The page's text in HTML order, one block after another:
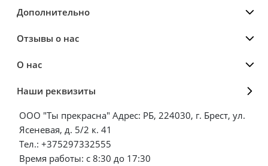
Дополнительно
Отзывы о нас
О нас
Наши реквизиты
ООО "Ты прекрасна" Адрес: РБ, 224030, г. Брест, ул.
Ясеневая, д. 5/2 к. 41
Тел.: +375297332555
Время работы: с 8:30 до 17:30